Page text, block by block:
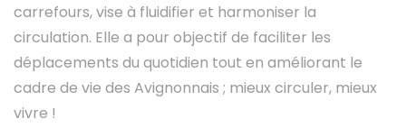
carrefours, vise à fluidifier et harmoniser la
circulation. Elle a pour objectif de faciliter les
déplacements du quotidien tout en améliorant le
cadre de vie des Avignonnais ; mieux circuler, mieux
vivre !